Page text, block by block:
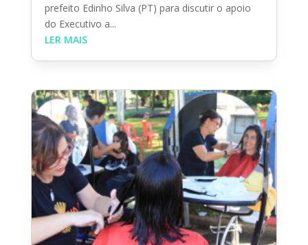
prefeito Edinho Silva (PT) para discutir o apoio
do Executivo a...
LER MAIS